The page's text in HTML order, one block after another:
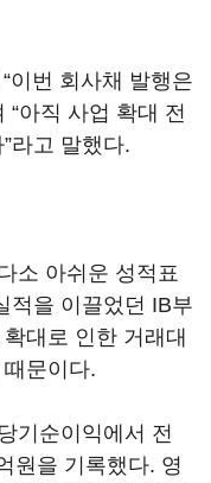
이번 회사채 발행은
“아직 사업 확대 전
라고 말했다.
소 아쉬운 성적표
적을 이끌었던 IB부
대로 인한 거래대
문이다.
기순이익에서 전
원을 기록했다. 영